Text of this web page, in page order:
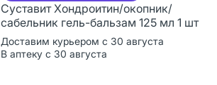
Суставит Хондроитин/окопник/
сабельник гель-бальзам 125 мл 1 шт
Доставим курьером с 30 августа
В аптеку с 30 августа